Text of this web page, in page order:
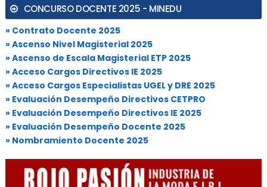
CONCURSO DOCENTE 2025 - MINEDU
» Contrato Docente 2025
» Ascenso Nivel Magisterial 2025
» Ascenso de Escala Magisterial ETP 2025
» Acceso Cargos Directivos IE 2025
» Acceso Cargos Especialistas UGEL y DRE 2025
» Evaluación Desempeño Directivos CETPRO
» Evaluación Desempeño Directivos IE 2025
» Evaluación Desempeño Docente 2025
» Nombramiento Docente 2025